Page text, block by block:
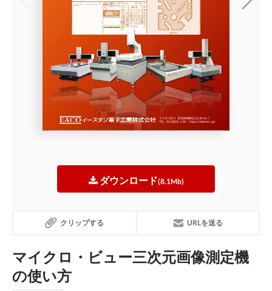
ダウンロード(8.1Mb)
クリップする URLを送る
マイクロ・ビュー三次元画像測定機
の使い方